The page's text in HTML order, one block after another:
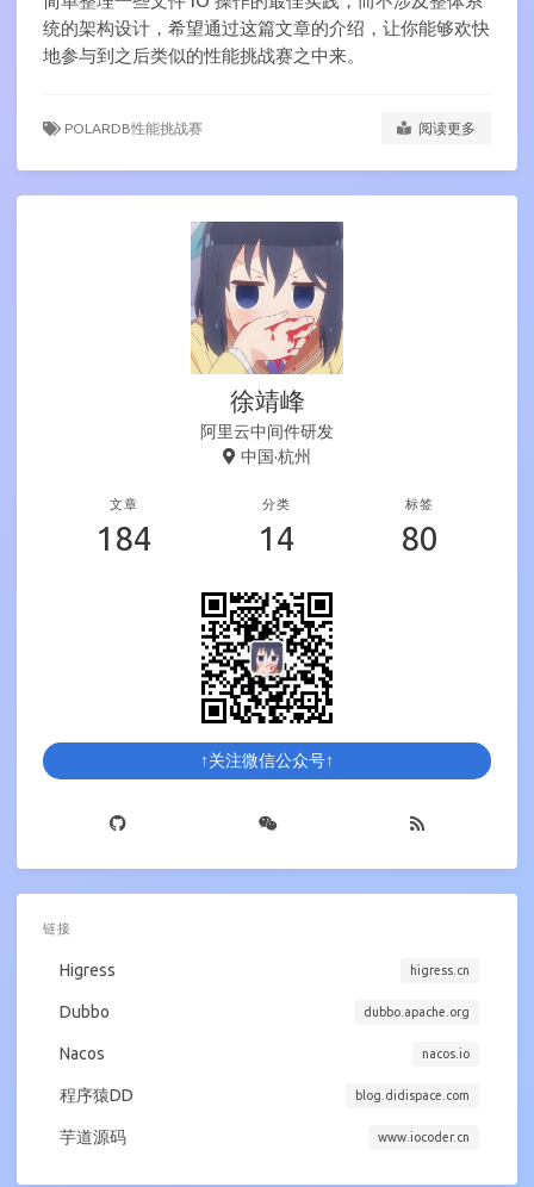
统的架构设计，希望通过这篇文章的介绍，让你能够欢快
地参与到之后类似的性能挑战赛之中来。
POLARDB性能挑战赛 阅读更多
徐靖峰
阿里云中间件研发
中国·杭州
文章
184
分类
14
标签
80
↑关注微信公众号↑
链接
Higress higress.cn
Dubbo dubbo.apache.org
Nacos nacos.io
程序猿DD blog.didispace.com
芋道源码 www.iocoder.cn